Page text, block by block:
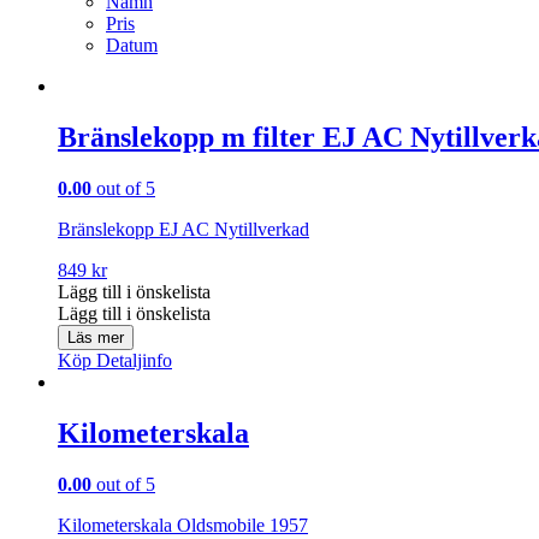
Pris
Datum
Bränslekopp m filter EJ AC
0.00 out of 5
Bränslekopp EJ AC Nytillverkad
849 kr
Lägg till i önskelista
Lägg till i önskelista
Läs mer
Köp Detaljinfo
Kilometerskala
0.00 out of 5
Kilometerskala Oldsmobile 1957